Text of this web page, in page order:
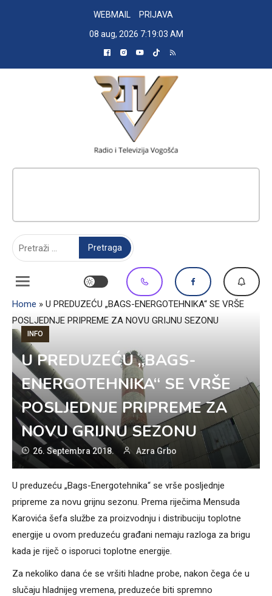
WEBMAIL
PRIJAVA
08 aug, 2026 7:19:04 AM
Home » U PREDUZEĆU „BAGS-ENERGOTEHNIKA“ SE VRŠE
POSLJEDNJE PRIPREME ZA NOVU GRIJNU SEZONU
INFO
U PREDUZEĆU „BAGS-
ENERGOTEHNIKA“ SE VRŠE
POSLJEDNJE PRIPREME ZA
NOVU GRIJNU SEZONU
26. Septembra 2018. Azra Grbo
U preduzeću „Bags-Energotehnika“ se vrše posljednje
pripreme za novu grijnu sezonu. Prema riječima Mensuda
Karovića šefa službe za proizvodnju i distribuciju toplotne
energije u ovom preduzeću građani nemaju razloga za brigu
kada je riječ o isporuci toplotne energije.
Za nekoliko dana će se vršiti hladne probe, nakon čega će u
slučaju hladnijeg vremena, preduzeće biti spremno